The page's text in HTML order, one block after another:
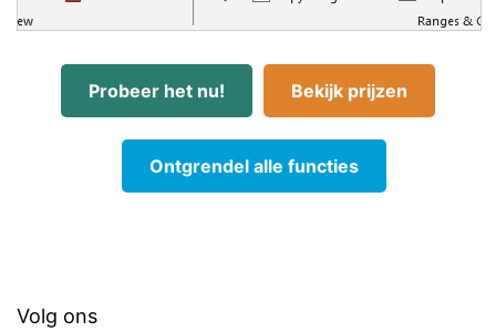
Probeer het nu! Bekijk prijzen
Ontgrendel alle functies
Volg ons